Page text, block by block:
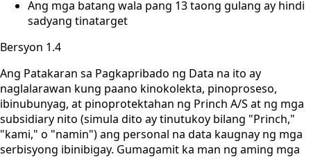
Ang mga batang wala pang 13 taong gulang ay hindi
sadyang tinatarget
Bersyon 1.4
Ang Patakaran sa Pagkapribado ng Data na ito ay
naglalarawan kung paano kinokolekta, pinoproseso,
ibinubunyag, at pinoprotektahan ng Princh A/S at ng mga
subsidiary nito (simula dito ay tinutukoy bilang "Princh,"
"kami," o "namin") ang personal na data kaugnay ng mga
serbisyong ibinibigay. Gumagamit ka man ng aming mga